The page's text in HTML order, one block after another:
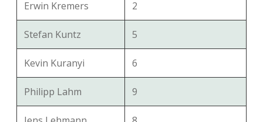
Erwin Kremers 2
Stefan Kuntz 5
Kevin Kuranyi 6
Philipp Lahm 9